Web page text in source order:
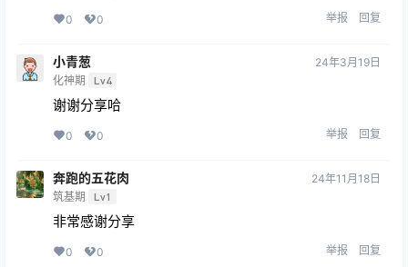
0 0 举报 回复
小青葱
化神期 Lv4
24年3月19日
谢谢分享哈
0 0 举报 回复
奔跑的五花肉
筑基期 Lv1
24年11月18日
非常感谢分享
0 0 举报 回复